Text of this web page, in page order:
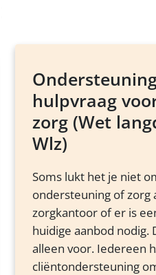
hulpvraag
zorg (Wet
Wlz)
Soms lukt het je niet
ondersteuning of zorg
zorgkantoor of er is
huidige aanbod nodig.
alleen voor. Iedereen
cliëntondersteuning